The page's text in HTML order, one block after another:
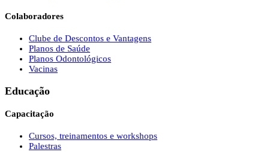
Colaboradores
Clube de Descontos e Vantagens
Planos de Saúde
Planos Odontológicos
Vacinas
Educação
Capacitação
Cursos, treinamentos e workshops
Palestras